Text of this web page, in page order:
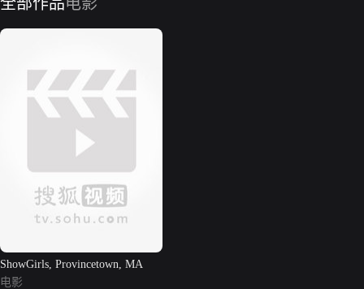
ShowGirls, Provincetown, MA
电影